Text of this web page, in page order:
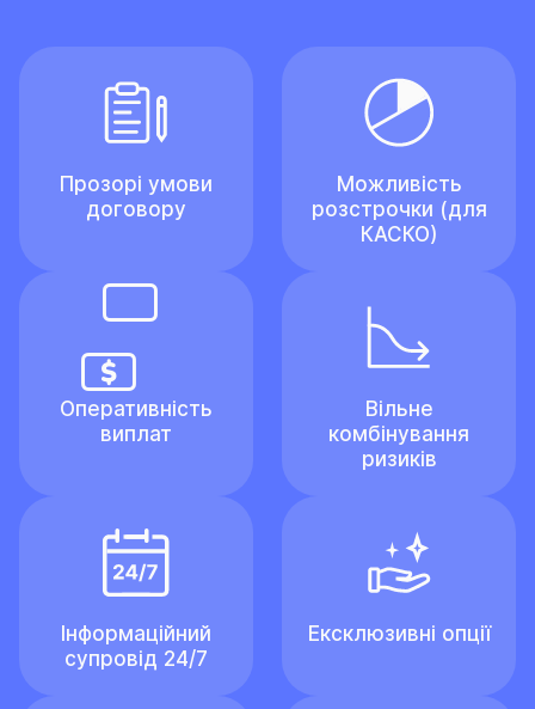
Прозорі умови
договору
Можливість
розстрочки (для
КАСКО)
Оперативність
виплат
Вільне
комбінування
ризиків
Інформаційний
супровід 24/7
Ексклюзивні опції